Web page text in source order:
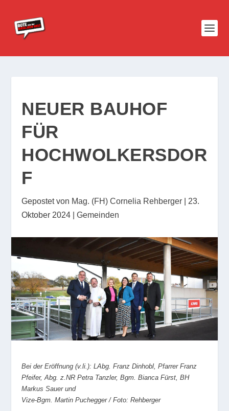
NEUER BAUHOF
FÜR
HOCHWOLKERSDOR
F
Gepostet von Mag. (FH) Cornelia Rehberger
23.
Oktober 2024 |Gemeinden
Bei der Eröffnung (v.li.): LAbg. Franz Dinhobl, Pfarrer Franz
Pfeifer, Abg. z.NR Petra Tanzler, Bgm. Bianca Fürst, BH
Markus Sauer und
Vize-Bgm. Martin Puchegger / Foto: Rehberger